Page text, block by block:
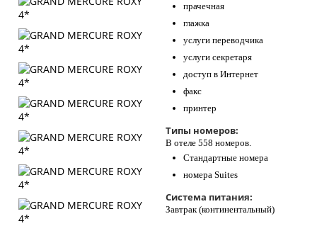
прачечная
глажка
услуги переводчика
услуги секретаря
доступ в Интернет
факс
принтер
Типы номеров:
В отеле 558 номеров.
Стандартные номера
номера Suites
Система питания:
Завтрак (континентальный)